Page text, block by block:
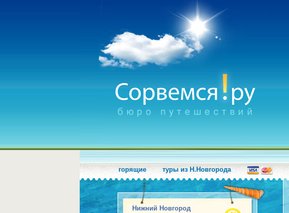
горящие туры из Н.Новгорода
Нижний Новгород